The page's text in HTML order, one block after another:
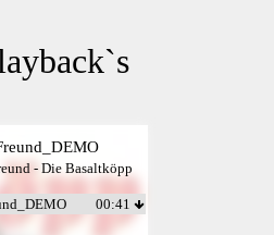
- Die Basaltköpp
00:41